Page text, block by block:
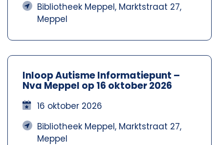
Bibliotheek Meppel, Marktstraat 27,
Meppel
Inloop Autisme Informatiepunt –
Nva Meppel op 16 oktober 2026
16 oktober 2026
Bibliotheek Meppel, Marktstraat 27,
Meppel